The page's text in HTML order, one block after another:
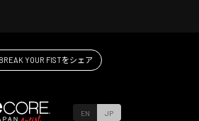
BREAK YOUR FISTをシェア
EN JP